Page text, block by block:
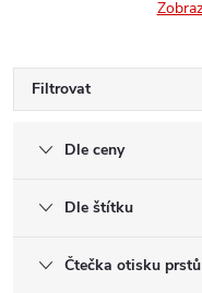
Filtrovat
Dle ceny
Dle štítku
Čtečka otisku prstů